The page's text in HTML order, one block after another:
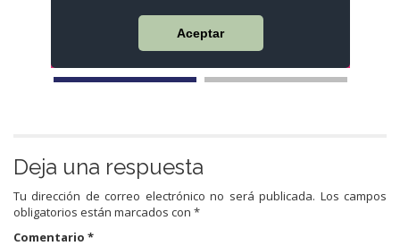
Deja una respuesta
Tu dirección de correo electrónico no será publicada. Los campos
obligatorios están marcados con *
Comentario *